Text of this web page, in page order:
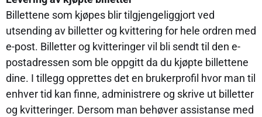
Billettene som kjøpes blir tilgjengeliggjort ved
utsending av billetter og kvittering for hele ordren med
e-post. Billetter og kvitteringer vil bli sendt til den e-
postadressen som ble oppgitt da du kjøpte billettene
dine. I tillegg opprettes det en brukerprofil hvor man til
enhver tid kan finne, administrere og skrive ut billetter
og kvitteringer. Dersom man behøver assistanse med